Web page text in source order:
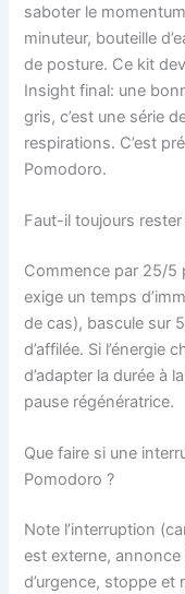
saboter le
minuteur, bouteille
de posture. Ce kit
Insight final: une
gris, c’est une série
respirations. C’est
Pomodoro.
Faut-il toujours
Commence par 25/5
exige un temps
de cas), bascule sur
d’affilée. Si l’énergie
d’adapter la durée à
pause régénératrice.
Que faire si une
Pomodoro ?
Note l’interruption
est externe, annonce
d’urgence, stoppe et